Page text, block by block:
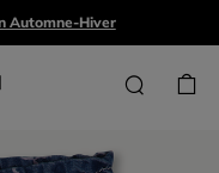
Automne-Hiver